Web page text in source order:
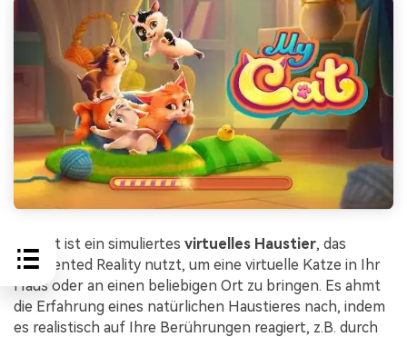
My Cat ist ein simuliertes virtuelles Haustier, das
Augmented Reality nutzt, um eine virtuelle Katze in Ihr
Haus oder an einen beliebigen Ort zu bringen. Es ahmt
die Erfahrung eines natürlichen Haustieres nach, indem
es realistisch auf Ihre Berührungen reagiert, z.B. durch